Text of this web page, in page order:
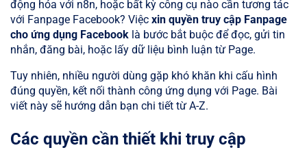
động hóa với n8n, hoặc bất kỳ công cụ nào cần tương tác
với Fanpage Facebook? Việc xin quyền truy cập Fanpage
cho ứng dụng Facebook là bước bắt buộc để đọc, gửi tin
nhắn, đăng bài, hoặc lấy dữ liệu bình luận từ Page.
Tuy nhiên, nhiều người dùng gặp khó khăn khi cấu hình
đúng quyền, kết nối thành công ứng dụng với Page. Bài
viết này sẽ hướng dẫn bạn chi tiết từ A-Z.
Các quyền cần thiết khi truy cập